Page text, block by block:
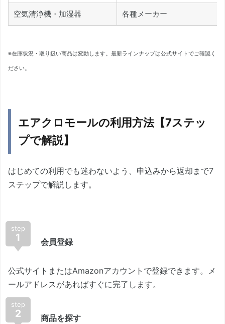
空気清浄機・加湿器 各種メーカー
※在庫状況・取り扱い商品は変動します。最新ラインナップは公式サイトでご確認く
ださい。
エアクロモールの利用方法【7ステッ
プで解説】
はじめての利用でも迷わないよう、申込みから返却まで7
ステップで解説します。
step
1 会員登録
公式サイトまたはAmazonアカウントで登録できます。メ
ールアドレスがあればすぐに完了します。
step
2 商品を探す